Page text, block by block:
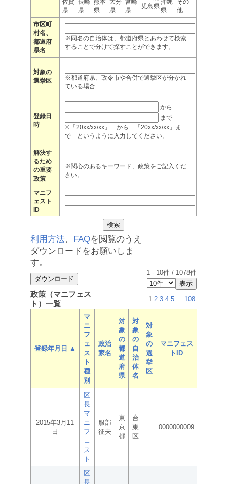
佐賀
県
長崎
県
熊本
県
大分
県
宮崎
県
児島県
沖縄
県
その
他
市区町
村名、
都道府
県名
※同名の自治体は、都道府県とあわせて検索
することで分けて探すことができます。
対象の
選挙区
※都道府県、政令市や合併で選挙区が分かれ
ている場合
登録日
時
から
まで
※「20xx/xx/xx」 から 「20xx/xx/xx」ま
で というように入力してください。
解決す
るため
の重要
政策
※関心のあるキーワード、政策をご記入くだ
さい。
マニフ
ェスト
ID
利用方法、 FAQを閲覧のうえ
ダウンロードをお願いしま
す。
1 - 10件 / 1078件
政策（マニフェス
ト）一覧
1 2 3 4 5 ... 108
登録年月日 ▲
マ
ニ
フ
ェ
ス
ト
種
別
政治
家名
対
象
の
都
道
府
県
対
象
の
自
治
体
名
対
象
の
選
挙
区
マニフェス
トID
2015年3月11
日
区
長
マ
ニ
フ
ェ
ス
ト
服部
征夫
東
京
都
台
東
区
0000000009
区
長